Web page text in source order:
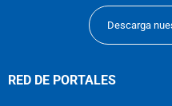
Descarga
RED DE PORTALES